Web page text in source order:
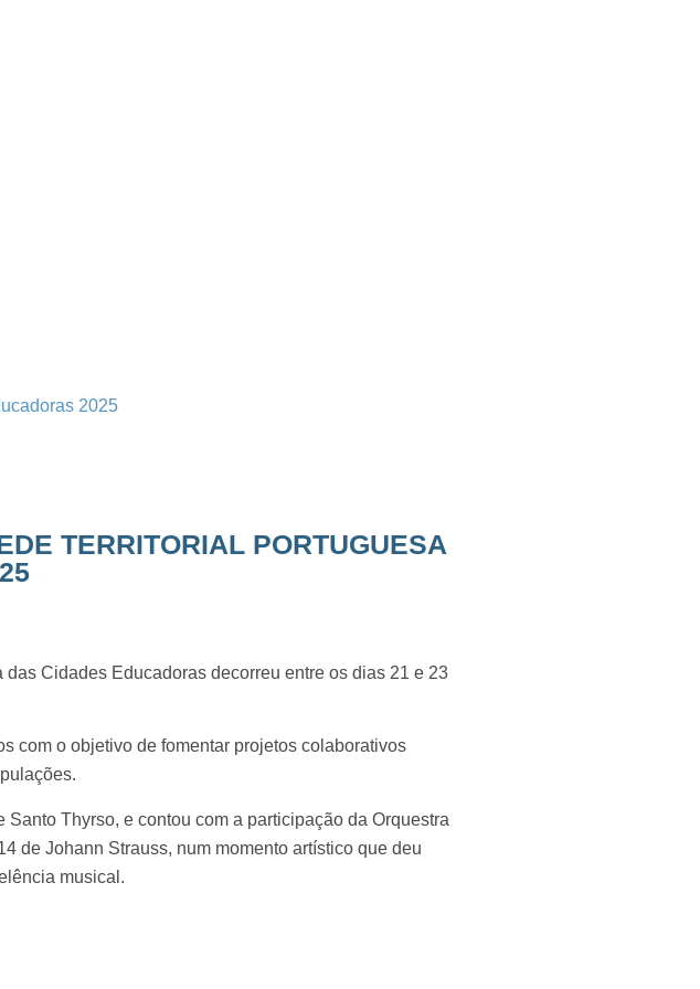
2025
TERRITORIAL PORTUGUESA
Cidades Educadoras decorreu entre os dias 21 e 23
com o objetivo de fomentar projetos colaborativos
Thyrso, e contou com a participação da Orquestra
de Johann Strauss, num momento artístico que deu
musical.